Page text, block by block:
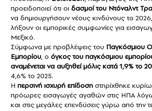
προειδοποιεί ότι οι δασμοί του Ντόναλντ
να δημιουργήσουν νέους κινδύνους το
λήξουν οι εμπορικές συμφωνίες για
Μεξικό.
Σύμφωνα με προβλέψεις του Παγκόσμιου
Εμπορίου, ο όγκος του παγκόσμιου
αναμένεται να αυξηθεί μόλις κατά 1,9% το
4,6% το 2025.
Η περσινή ισχυρή επίδοση στηρίχθηκε
πρόωρες εισαγωγές αγαθών στις ΗΠΑ
και στις μεγάλες επενδύσεις γύρω από την